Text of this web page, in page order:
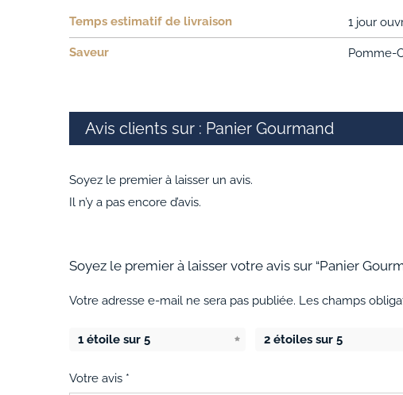
Temps estimatif de livraison 1 jour
Saveur Pomme-
Avis clients sur : Panier Gourmand
Soyez le premier à laisser un avis.
Il n’y a pas encore d’avis.
Soyez le premier à laisser votre avis sur “Panier
Votre adresse e-mail ne sera pas publiée. Les champs
1 étoile sur 5 2 étoiles sur 5
Votre avis *